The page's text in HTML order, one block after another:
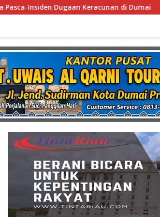
Laksamana Muda TNI (Purn.) Dr.